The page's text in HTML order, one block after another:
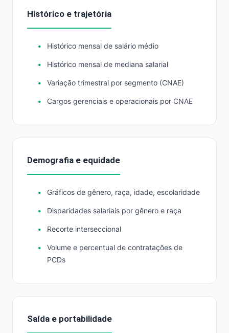
Histórico e trajetória
Histórico mensal de salário médio
Histórico mensal de mediana salarial
Variação trimestral por segmento (CNAE)
Cargos gerenciais e operacionais por CNAE
Demografia e equidade
Gráficos de gênero, raça, idade, escolaridade
Disparidades salariais por gênero e raça
Recorte interseccional
Volume e percentual de contratações de
PCDs
Saída e portabilidade